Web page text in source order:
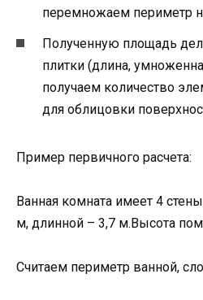
перемножаем периметр
Полученную площадь
плитки (длина,
получаем количество
для облицовки
Пример первичного расчета:
Ванная комната имеет 4
м, длинной – 3,7 м.Высота
Считаем периметр ванной,